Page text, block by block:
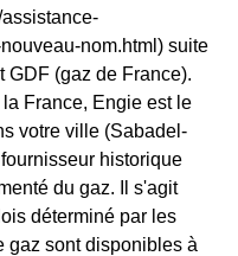
nom.html) suite
GDF (gaz de France).
France, Engie est le
votre ville (Sabadel-
historique
du gaz. Il s'agit
déterminé par les
gaz sont disponibles à